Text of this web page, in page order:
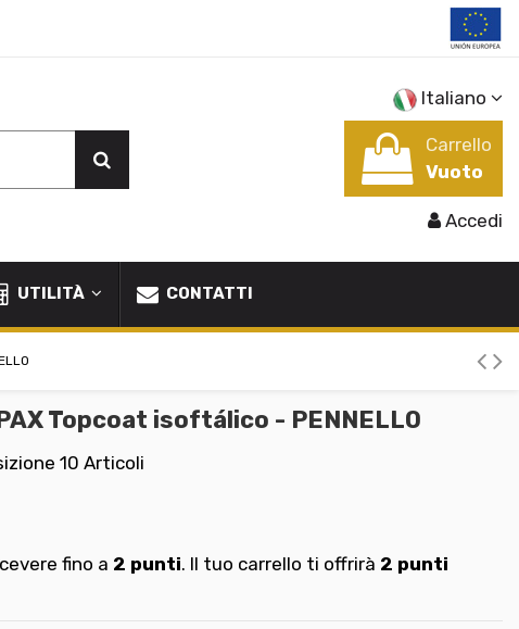
Italiano
Carrello
Vuoto
Accedi
UTILITÀ CONTATTI
Topcoat isoftálico - PENNELLO
10 Articoli
fino a 2 punti. Il tuo carrello ti offrirà 2 punti